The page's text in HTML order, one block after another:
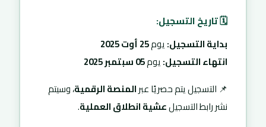
🗓️ تاريخ التسجيل:
بداية التسجيل:يوم25 أوت 2025
انتهاء التسجيل:يوم05 سبتمبر 2025
📌 التسجيل يتم حصريًا عبرالمنصة الرقمية، وسيتم
نشر رابط التسجيلعشية انطلاق العملية.